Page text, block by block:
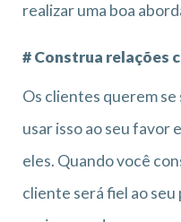
realizar uma boa
# Construa relações
Os clientes querem
usar isso ao seu favor
eles. Quando você
cliente será fiel ao